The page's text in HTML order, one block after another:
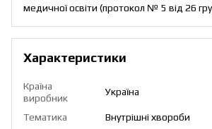
медичної освіти (протокол № 5 від 26
Характеристики
Країна
виробник
Україна
Тематика
Внутрішні хвороби